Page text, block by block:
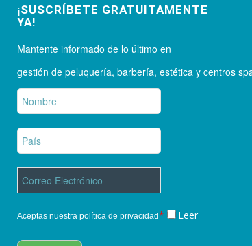
¡SUSCRÍBETE GRATUITAMENTE
YA!
Mantente informado de lo último en
gestión de peluquería, barbería, estética y centros
Aceptas nuestra política de privacidad* Leer